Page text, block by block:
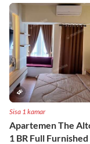
Sisa 1 kamar
Apartemen The
1 BR Full